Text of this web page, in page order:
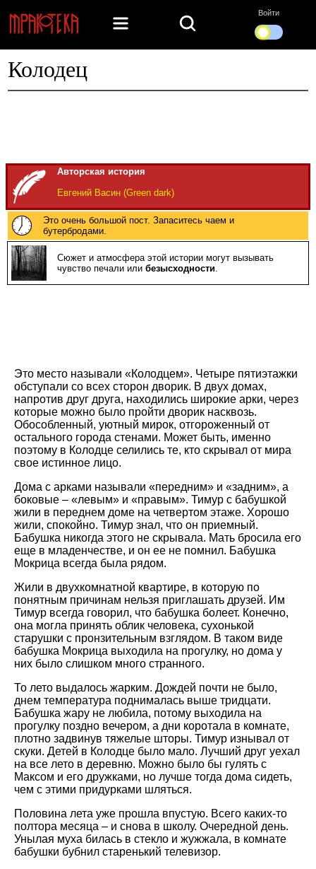
Войти
Колодец
Авторская история
Евгений Васин (Green dark)
Это очень большой пост. Запаситесь чаем и
бутербродами.
Сюжет и атмосфера этой истории могут вызывать
чувство печали илибезысходности.
Это место называли «Колодцем». Четыре пятиэтажки
обступали со всех сторон дворик. В двух домах,
напротив друг друга, находились широкие арки, через
которые можно было пройти дворик насквозь.
Обособленный, уютный мирок, отгороженный от
остального города стенами. Может быть, именно
поэтому в Колодце селились те, кто скрывал от мира
свое истинное лицо.
Дома с арками называли «передним» и «задним», а
боковые – «левым» и «правым». Тимур с бабушкой
жили в переднем доме на четвертом этаже. Хорошо
жили, спокойно. Тимур знал, что он приемный.
Бабушка никогда этого не скрывала. Мать бросила его
еще в младенчестве, и он ее не помнил. Бабушка
Мокрица всегда была рядом.
Жили в двухкомнатной квартире, в которую по
понятным причинам нельзя приглашать друзей. Им
Тимур всегда говорил, что бабушка болеет. Конечно,
она могла принять облик человека, сухонькой
старушки с пронзительным взглядом. В таком виде
бабушка Мокрица выходила на прогулку, но дома у
них было слишком много странного.
То лето выдалось жарким. Дождей почти не было,
днем температура поднималась выше тридцати.
Бабушка жару не любила, потому выходила на
прогулку поздно вечером, а дни коротала в комнате,
плотно задвинув тяжелые шторы. Тимур изнывал от
скуки. Детей в Колодце было мало. Лучший друг уехал
на все лето в деревню. Можно было бы гулять с
Максом и его дружками, но лучше тогда дома сидеть,
чем с этими придурками шляться.
Половина лета уже прошла впустую. Всего каких-то
полтора месяца – и снова в школу. Очередной день.
Унылая муха билась в стекло и жужжала, в комнате
бабушки бубнил старенький телевизор.